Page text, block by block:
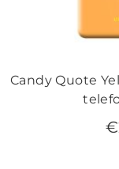
Candy Quote
€